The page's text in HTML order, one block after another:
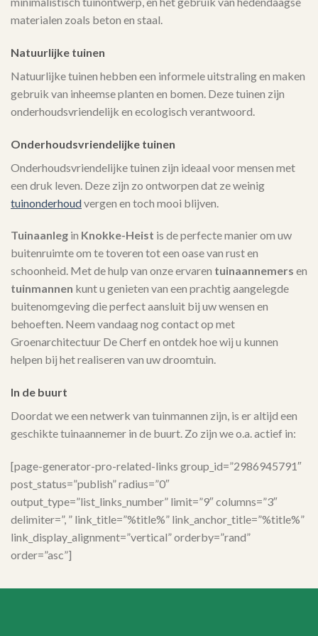
materialen zoals beton en staal.
Natuurlijke tuinen
Natuurlijke tuinen hebben een informele uitstraling en maken
gebruik van inheemse planten en bomen. Deze tuinen zijn
onderhoudsvriendelijk en ecologisch verantwoord.
Onderhoudsvriendelijke tuinen
Onderhoudsvriendelijke tuinen zijn ideaal voor mensen met
een druk leven. Deze zijn zo ontworpen dat ze weinig
tuinonderhoudvergen en toch mooi blijven.
Tuinaanleg in Knokke-Heist is de perfecte manier om uw
buitenruimte om te toveren tot een oase van rust en
schoonheid. Met de hulp van onze ervaren tuinaannemers en
tuinmannen kunt u genieten van een prachtig aangelegde
buitenomgeving die perfect aansluit bij uw wensen en
behoeften. Neem vandaag nog contact op met
Groenarchitectuur De Cherf en ontdek hoe wij u kunnen
helpen bij het realiseren van uw droomtuin.
In de buurt
Doordat we een netwerk van tuinmannen zijn, is er altijd een
geschikte tuinaannemer in de buurt. Zo zijn we o.a. actief in:
[page-generator-pro-related-links group_id=”2986945791″
post_status=”publish” radius=”0″
output_type=”list_links_number” limit=”9″ columns=”3″
delimiter=”, ” link_title=”%title%” link_anchor_title=”%title%”
link_display_alignment=”vertical” orderby=”rand”
order=”asc”]